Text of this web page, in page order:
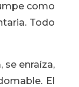
como
Todo
se enraíza,
El